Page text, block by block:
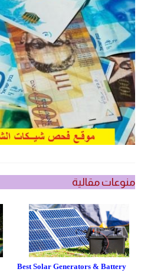
منوعات مقالية
Best Solar Generators & Battery